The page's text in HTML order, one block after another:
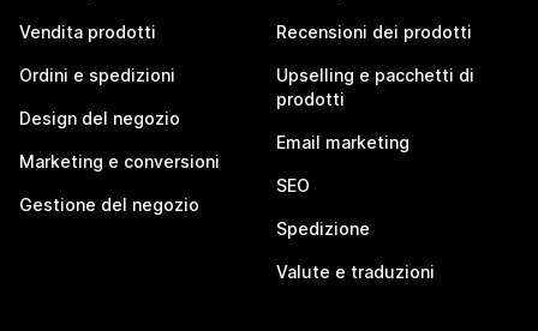
Vendita prodotti
Ordini e spedizioni
Design del negozio
Marketing e conversioni
Gestione del negozio
Recensioni dei prodotti
Upselling e pacchetti di
prodotti
Email marketing
SEO
Spedizione
Valute e traduzioni